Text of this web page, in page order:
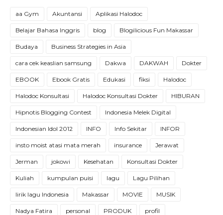
aa Gym Akuntansi Aplikasi Halodoc
Belajar Bahasa Inggris blog Blogilicious Fun Makassar
Budaya Business Strategies in Asia
cara cek keaslian samsung Dakwa DAKWAH Dokter
EBOOK Ebook Gratis Edukasi fiksi Halodoc
Halodoc Konsultasi Halodoc Konsultasi Dokter HIBURAN
Hipnotis Blogging Contest Indonesia Melek Digital
Indonesian Idol 2012 INFO Info Sekitar INFOR
insto moist atasi mata merah insurance Jerawat
Jerman jokowi Kesehatan Konsultasi Dokter
Kuliah kumpulan puisi lagu Lagu Pilihan
lirik lagu Indonesia Makassar MOVIE MUSIK
Nadya Fatira personal PRODUK profil